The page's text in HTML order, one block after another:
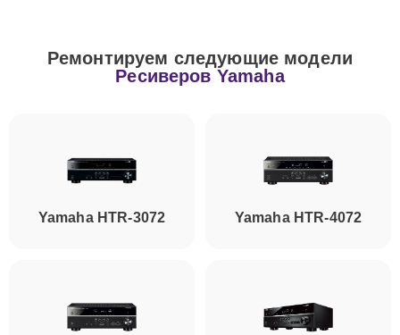
Ремонтируем следующие модели
Ресиверов Yamaha
Yamaha HTR-3072 Yamaha HTR-4072